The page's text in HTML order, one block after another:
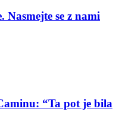
Nasmejte se z nami
“Ta pot je bila